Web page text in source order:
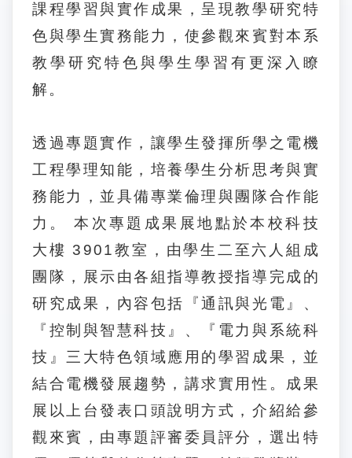
課程學習與實作成果，呈現教學研究特
色與學生實務能力，使參觀來賓對本系
教學研究特色與學生學習有更深入瞭
解。
透過專題實作，讓學生發揮所學之電機
工程學理知能，培養學生分析思考與實
務能力，並具備專業倫理與團隊合作能
力。 本次專題成果展地點於本校科技
大樓 3901教室，由學生二至六人組成
團隊，展示由各組指導教授指導完成的
研究成果，內容包括『通訊與光電』、
『控制與智慧科技』、『電力與系統科
技』三大特色領域應用的學習成果，並
結合電機發展趨勢，講求實用性。成果
展以上台發表口頭說明方式，介紹給參
觀來賓，由專題評審委員評分，選出特